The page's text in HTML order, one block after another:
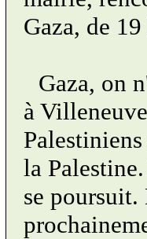
Gaza, de
Gaza, on
à
la
se